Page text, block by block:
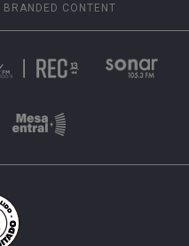
BRANDED CONTENT